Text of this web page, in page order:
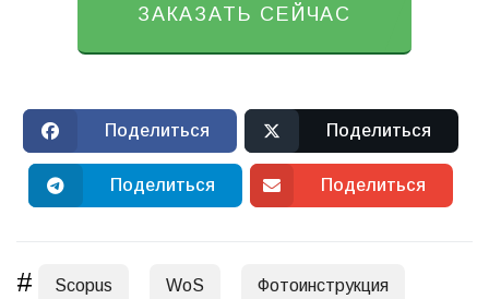
ЗАКАЗАТЬ СЕЙЧАС
Поделиться Поделиться
Поделиться Поделиться
# Scopus WoS Фотоинструкция
Получить подарок